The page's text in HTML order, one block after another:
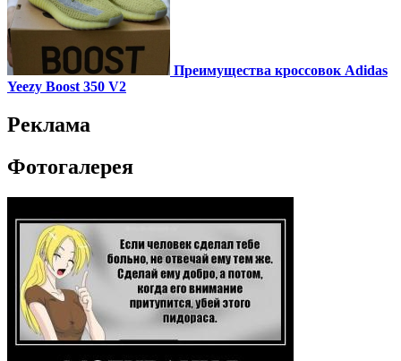
Преимущества кроссовок Adidas
Yeezy Boost 350 V2
Реклама
Фотогалерея